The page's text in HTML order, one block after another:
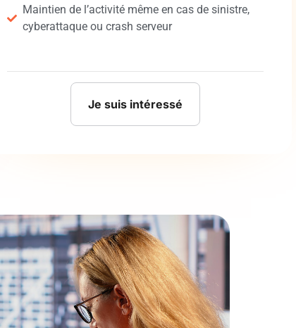
Maintien de l’activité même en cas de sinistre,
cyberattaque ou crash serveur
Je suis intéressé